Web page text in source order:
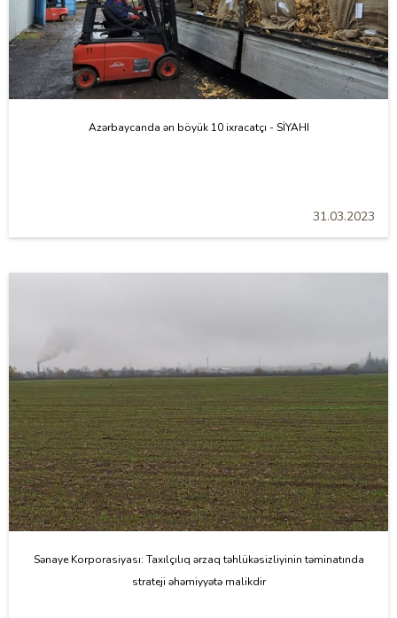
Azərbaycanda ən böyük 10 ixracatçı - SİYAHI
31.03.2023
Sənaye Korporasiyası: Taxılçılıq ərzaq təhlükəsizliyinin təminatında
strateji əhəmiyyətə malikdir